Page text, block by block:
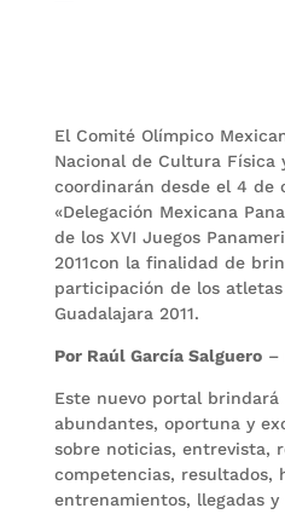
El Comité Olímpico
Nacional de Cultura Física
coordinarán desde el 4 de
«Delegación Mexicana
de los XVI Juegos
2011con la finalidad de
participación de los
Guadalajara 2011.
Por Raúl García Salguero–
Este nuevo portal brindará
abundantes, oportuna y
sobre noticias, entrevista,
competencias, resultados,
entrenamientos, llegadas